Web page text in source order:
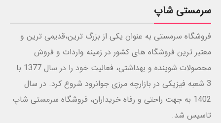
سرمستی شاپ
فروشگاه سرمستی به عنوان یکی از بزرگ ترین،قدیمی ترین و
معتبر ترین فروشگاه های کشور در زمینه واردات و فروش
محصولات شوینده و بهداشتی، فعالیت خود را در سال 1377 با
3 شعبه فیزیکی در بازارچه مرزی جوانرود شروع کرد. در سال
1402 به جهت راحتی و رفاه خریداران، فروشگاه سرمستی شاپ
تاسیس شد.